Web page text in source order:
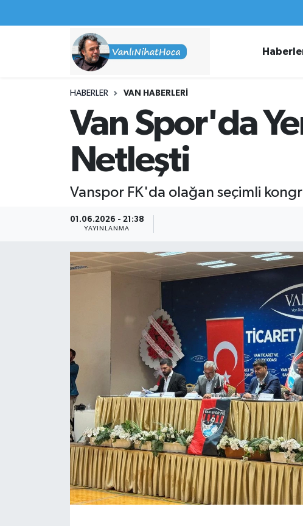
HABERLER VAN HABERLERI
Van Spor'da
Netleşti
Vanspor FK'da olağan seçimli
01.06.2026 - 21:38
YAYINLANMA
Haberler
İş İlanları
Etkinlikler
İpekyolu Nöbetçi Eczaneler
İpekyolu Trafik Yoğunluk Haritası
Süper Lig Puan Durumu ve Fikstür
Tüm Manşetler
Son Dakika Haberleri
Haber Arşivi